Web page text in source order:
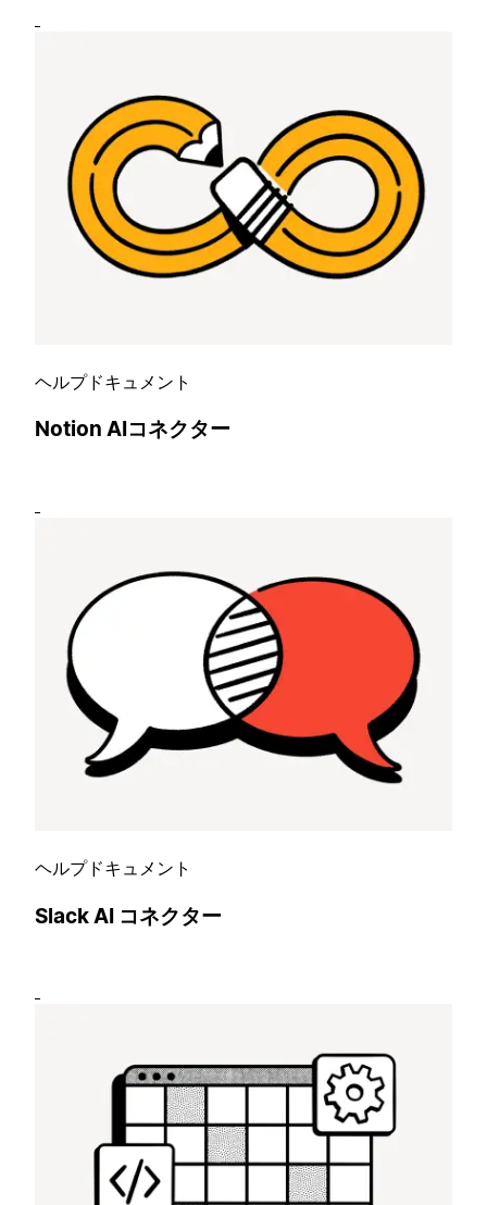
ヘルプドキュメント
Notion AIコネクター
ヘルプドキュメント
Slack AI コネクター